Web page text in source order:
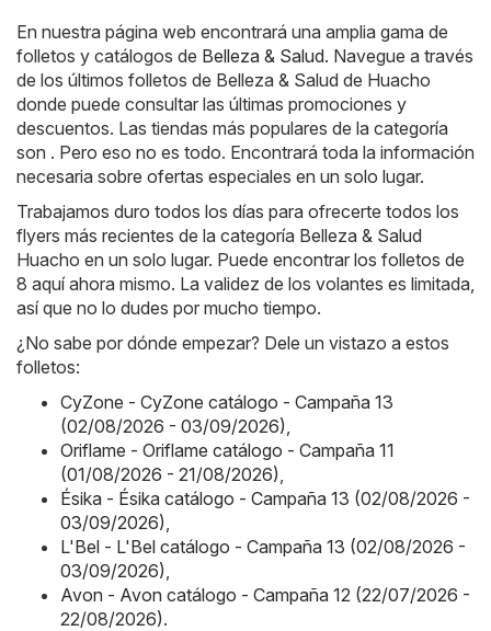
En nuestra página web encontrará una amplia gama de
folletos y catálogos de Belleza & Salud. Navegue a través
de los últimos folletos de Belleza & Salud de Huacho
donde puede consultar las últimas promociones y
descuentos. Las tiendas más populares de la categoría
son . Pero eso no es todo. Encontrará toda la información
necesaria sobre ofertas especiales en un solo lugar.
Trabajamos duro todos los días para ofrecerte todos los
flyers más recientes de la categoría Belleza & Salud
Huacho en un solo lugar. Puede encontrar los folletos de
8 aquí ahora mismo. La validez de los volantes es limitada,
así que no lo dudes por mucho tiempo.
¿No sabe por dónde empezar? Dele un vistazo a estos
folletos:
CyZone - CyZone catálogo - Campaña 13
(02/08/2026 - 03/09/2026)
Oriflame - Oriflame catálogo - Campaña 11
(01/08/2026 - 21/08/2026)
Ésika - Ésika catálogo - Campaña 13 (02/08/2026 -
03/09/2026)
L'Bel - L'Bel catálogo - Campaña 13 (02/08/2026 -
03/09/2026)
Avon - Avon catálogo - Campaña 12 (22/07/2026 -
22/08/2026).